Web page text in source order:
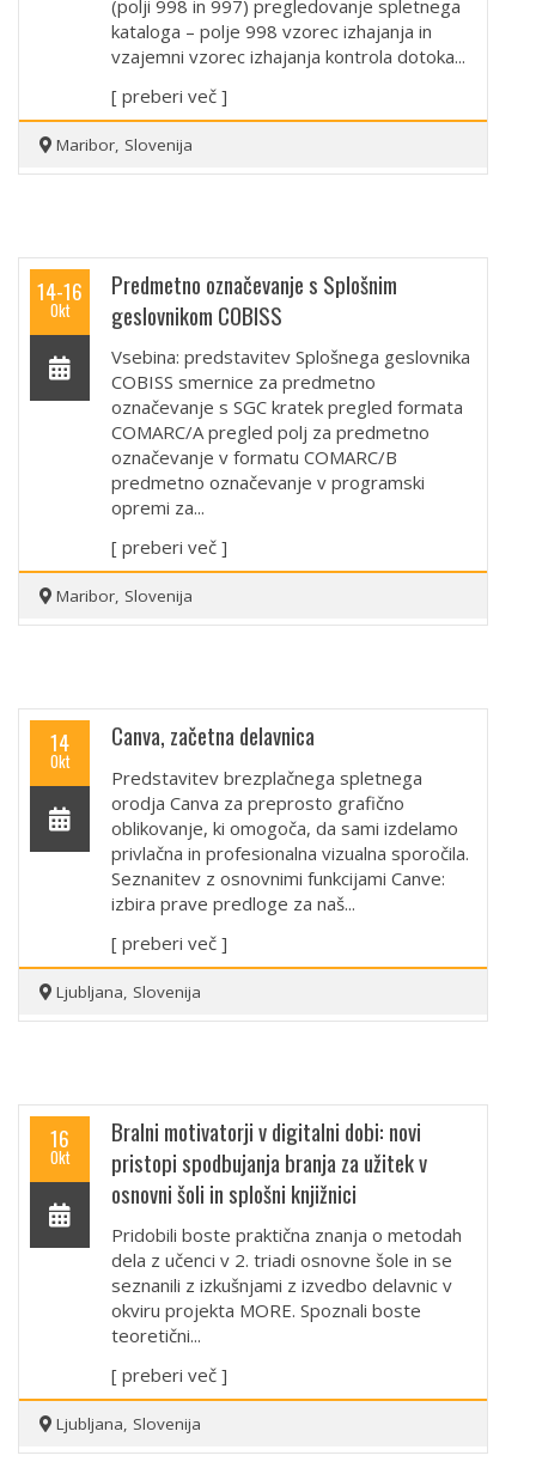
(polji 998 in 997) pregledovanje spletnega
kataloga – polje 998 vzorec izhajanja in
vzajemni vzorec izhajanja kontrola dotoka...
[ preberi več ]
Maribor, Slovenija
14-16
Okt
Predmetno označevanje s Splošnim
geslovnikom COBISS
Vsebina: predstavitev Splošnega geslovnika
COBISS smernice za predmetno
označevanje s SGC kratek pregled formata
COMARC/A pregled polj za predmetno
označevanje v formatu COMARC/B
predmetno označevanje v programski
opremi za...
[ preberi več ]
Maribor, Slovenija
14
Okt
Canva, začetna delavnica
Predstavitev brezplačnega spletnega
orodja Canva za preprosto grafično
oblikovanje, ki omogoča, da sami izdelamo
privlačna in profesionalna vizualna sporočila.
Seznanitev z osnovnimi funkcijami Canve:
izbira prave predloge za naš...
[ preberi več ]
Ljubljana, Slovenija
16
Okt
Bralni motivatorji v digitalni dobi: novi
pristopi spodbujanja branja za užitek v
osnovni šoli in splošni knjižnici
Pridobili boste praktična znanja o metodah
dela z učenci v 2. triadi osnovne šole in se
seznanili z izkušnjami z izvedbo delavnic v
okviru projekta MORE. Spoznali boste
teoretični...
[ preberi več ]
Ljubljana, Slovenija